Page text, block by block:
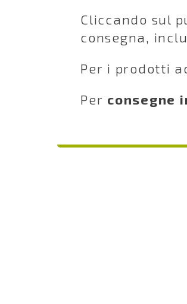
Cliccando sul
consegna,
Per i prodotti
Per consegne